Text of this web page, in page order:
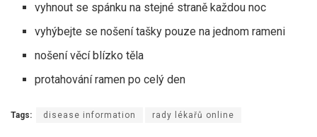
vyhnout se spánku na stejné straně každou noc
vyhýbejte se nošení tašky pouze na jednom rameni
nošení věcí blízko těla
protahování ramen po celý den
Tags: disease information rady lékařů online